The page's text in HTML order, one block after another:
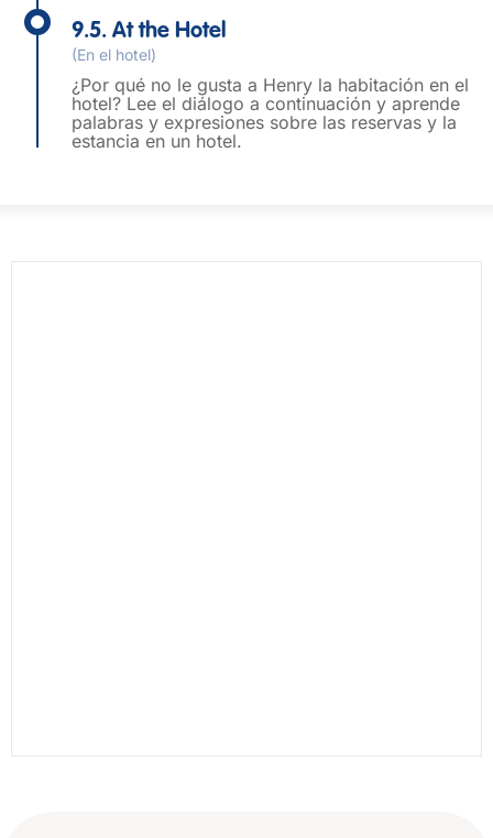
9.5. At the Hotel
(En el hotel)
¿Por qué no le gusta a Henry la habitación en el
hotel? Lee el diálogo a continuación y aprende
palabras y expresiones sobre las reservas y la
estancia en un hotel.